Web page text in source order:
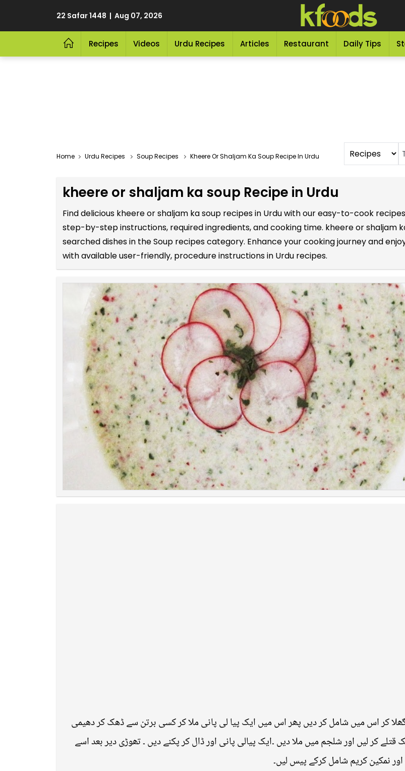
22 Safar 1448 | Aug 07, 2026
Recipes Videos Urdu Recipes Articles Restaurant Daily Tips
Home Urdu Recipes Soup Recipes Kheere Or Shaljam Ka Soup Recipe In Urdu
kheere or shaljam ka soup Recipe in Urdu
Find delicious kheere or shaljam ka soup recipes in Urdu with our easy-to-cook
step-by-step instructions, required ingredients, and cooking time. kheere or shaljam
searched dishes in the Soup recipes category. Enhance your cooking journey and
with available user-friendly, procedure instructions in Urdu recipes.
کر اس میں شامل کر دیں پھر اس میں ایک پیا لی پانی ملا کر کسی برتن سے ڈھک کر دھیمی
کر لیں اور شلجم میں ملا دیں ۔ایک پیالی پانی اور ڈال کر پکنے دیں ۔ تھوڑی دیر بعد اسے
اور نمکین کریم شامل کرکے پیس لیں۔